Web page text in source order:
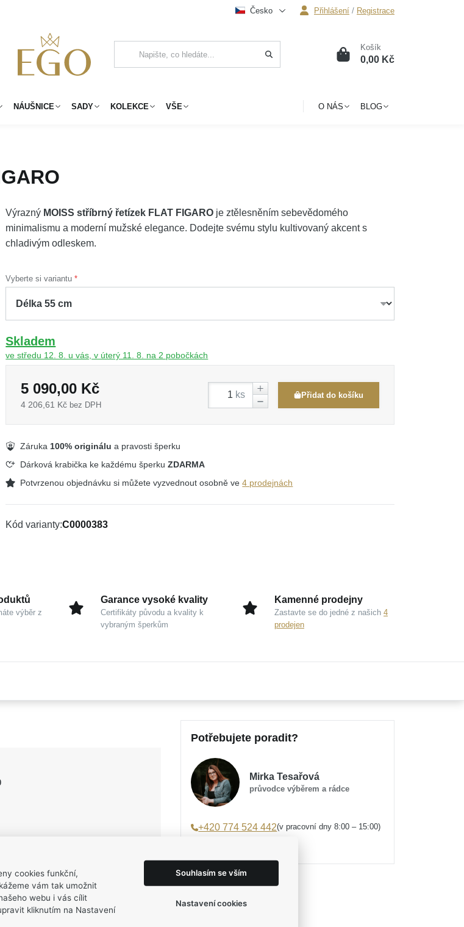
Česko Přihlášení / Registrace
0 Košík
0,00 Kč
NÁUŠNICE SADY KOLEKCE VŠE O NÁS BLOG
Výrazný MOISS stříbrný řetízek FLAT FIGARO je ztělesněním sebevědomého
minimalismu a moderní mužské elegance. Dodejte svému stylu kultivovaný akcent s
chladivým odleskem.
Vyberte si variantu
Skladem
ve středu 12. 8. u vás, v úterý 11. 8. na 2 pobočkách
5 090,00 Kč
4 206,61 Kč bez DPH
ks Přidat do košíku
Záruka 100% originálu a pravosti šperku
Dárková krabička ke každému šperkuZDARMA
Potvrzenou objednávku si můžete vyzvednout osobně ve4 prodejnách
Kód varianty C0000383
výběr z
Garance vysoké kvality
Certifikáty původu a kvality k
vybraným šperkům
Kamenné prodejny
Zastavte se do jedné z našich 4
prodejen
minimalismu a
Potřebujete poradit?
Mirka Tesařová
průvodce výběrem a rádce
+420 774 524 442(v pracovní dny 8:00 – 15:00)
cookies funkční,
vám tak umožnit
webu i vás cílit
kliknutím na Nastavení
Souhlasím se vším
Nastavení cookies